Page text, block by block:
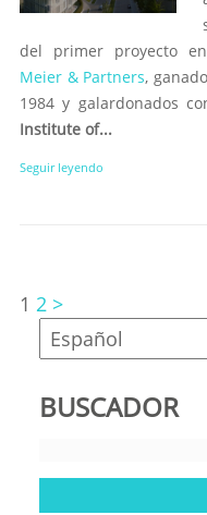
del primer proyecto
Meier & Partners,
1984 y galardonados
Institute of...
Seguir leyendo
1 2 >
BUSCADOR